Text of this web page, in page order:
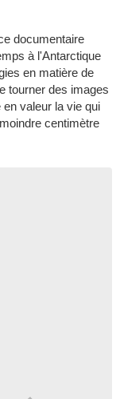
documentaire
à l'Antarctique
en matière de
tourner des images
valeur la vie qui
centimètre